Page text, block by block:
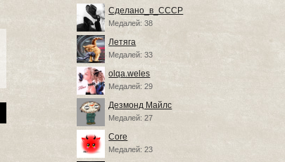
Сделано_в_СССР
Медалей: 38
Летяга
Медалей: 33
olqa.weles
Медалей: 29
Дезмонд Майлс
Медалей: 27
Core
Медалей: 23